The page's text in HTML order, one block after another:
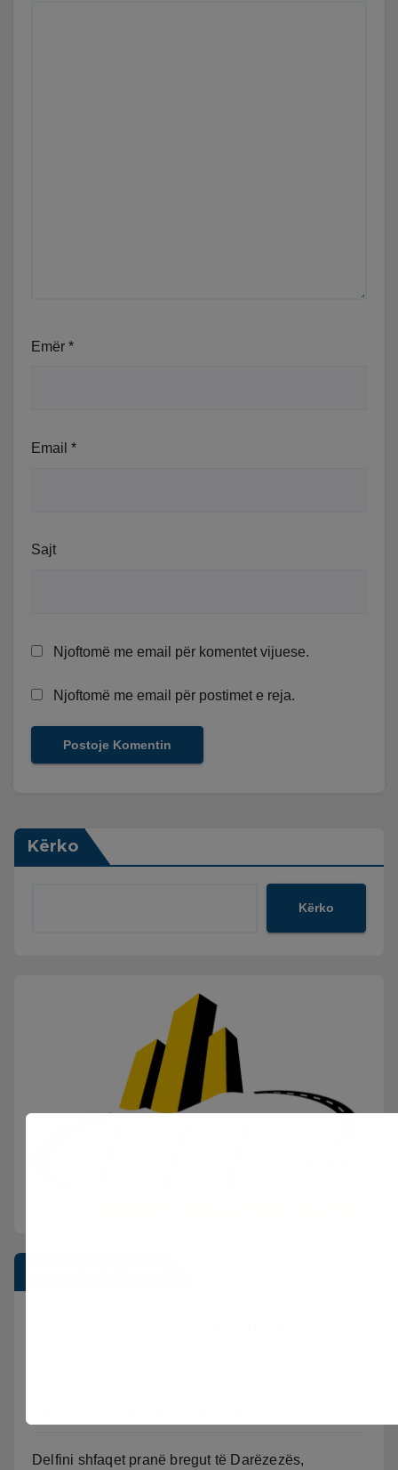
Emër *
Email *
Sajt
Njoftomë me email për komentet vijuese.
Njoftomë me email për postimet e reja.
Kërko
Kërko
Delfini shfaqet pranë bregut të Darëzezës,